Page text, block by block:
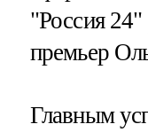
"Россия 24"
премьер
Главным